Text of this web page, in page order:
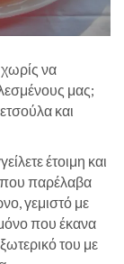
να
μας;
και
έτοιμη και
παρέλαβα
γεμιστό με
που έκανα
του με